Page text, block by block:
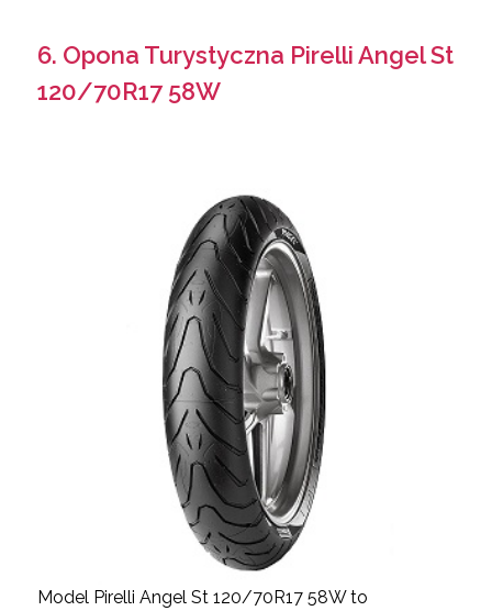
6. Opona Turystyczna Pirelli Angel St
120/70R17 58W
Model Pirelli Angel St 120/70R17 58W to